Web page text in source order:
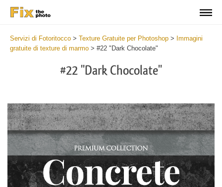
Servizi di Fotoritocco > Texture Gratuite per Photoshop > Immagini
gratuite di texture di marmo > #22 "Dark Chocolate"
#22 "Dark Chocolate"